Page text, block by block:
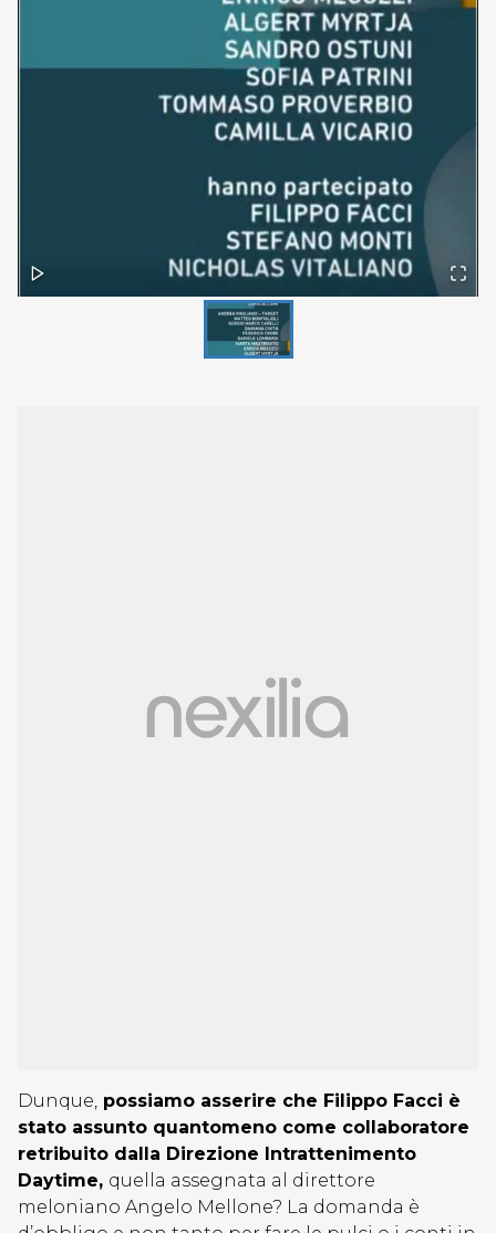
Dunque, possiamo asserire che Filippo Facci è
stato assunto quantomeno come collaboratore
retribuito dalla Direzione Intrattenimento
Daytime, quella assegnata al direttore
meloniano Angelo Mellone? La domanda è